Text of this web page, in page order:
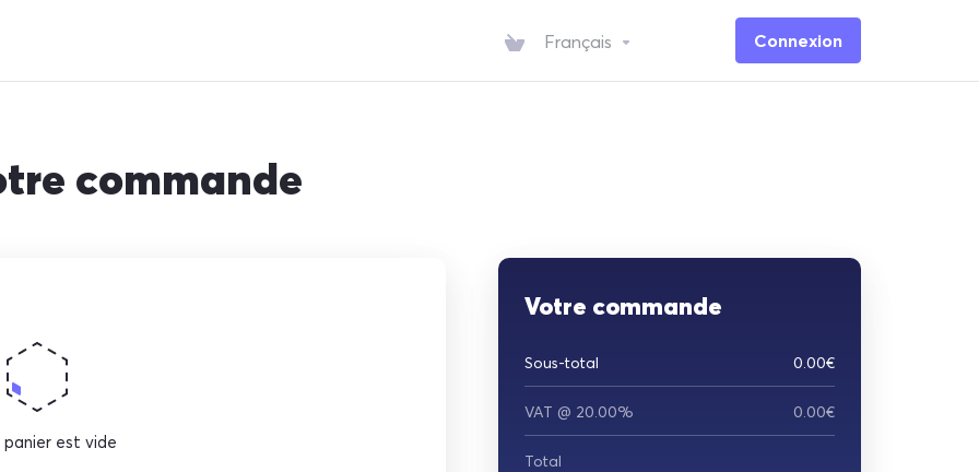
Français Connexion
commande
est vide
Votre commande
Sous-total 0.00€
VAT @ 20.00% 0.00€
Total